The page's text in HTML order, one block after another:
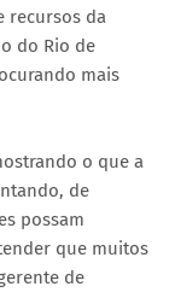
recursos da
do Rio de
mais
o que a
de
possam
que muitos
de